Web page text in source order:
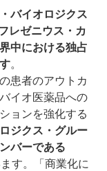
バイオロジクス
レゼニウス・カ
中における独占
。
患者のアウトカ
イオ医薬品への
ョンを強化する
ジクス・グルー
バーである
す。「商業化に